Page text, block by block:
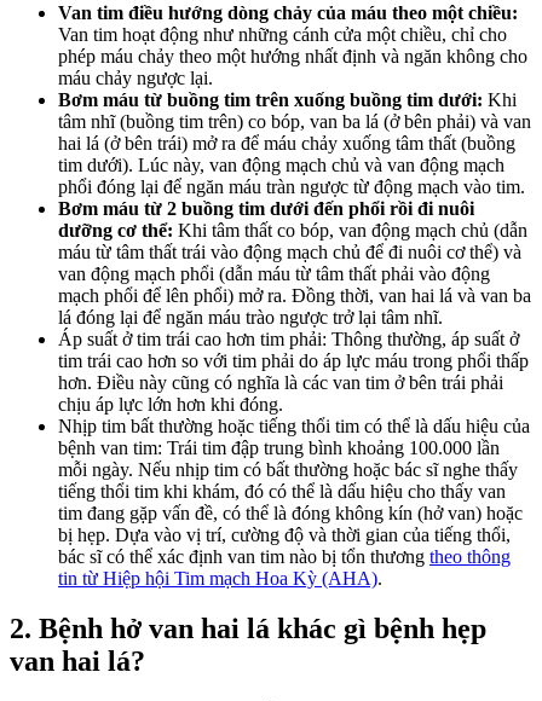
Van tim điều hướng dòng chảy của máu theo một chiều:
Van tim hoạt động như những cánh cửa một chiều, chỉ cho
phép máu chảy theo một hướng nhất định và ngăn không cho
máu chảy ngược lại.
Bơm máu từ buồng tim trên xuống buồng tim dưới: Khi
tâm nhĩ (buồng tim trên) co bóp, van ba lá (ở bên phải) và van
hai lá (ở bên trái) mở ra để máu chảy xuống tâm thất (buồng
tim dưới). Lúc này, van động mạch chủ và van động mạch
phổi đóng lại để ngăn máu tràn ngược từ động mạch vào tim.
Bơm máu từ 2 buồng tim dưới đến phổi rồi đi nuôi
dưỡng cơ thể: Khi tâm thất co bóp, van động mạch chủ (dẫn
máu từ tâm thất trái vào động mạch chủ để đi nuôi cơ thể) và
van động mạch phổi (dẫn máu từ tâm thất phải vào động
mạch phổi để lên phổi) mở ra. Đồng thời, van hai lá và van ba
lá đóng lại để ngăn máu trào ngược trở lại tâm nhĩ.
Áp suất ở tim trái cao hơn tim phải: Thông thường, áp suất ở
tim trái cao hơn so với tim phải do áp lực máu trong phổi thấp
hơn. Điều này cũng có nghĩa là các van tim ở bên trái phải
chịu áp lực lớn hơn khi đóng.
Nhịp tim bất thường hoặc tiếng thổi tim có thể là dấu hiệu của
bệnh van tim: Trái tim đập trung bình khoảng 100.000 lần
mỗi ngày. Nếu nhịp tim có bất thường hoặc bác sĩ nghe thấy
tiếng thổi tim khi khám, đó có thể là dấu hiệu cho thấy van
tim đang gặp vấn đề, có thể là đóng không kín (hở van) hoặc
bị hẹp. Dựa vào vị trí, cường độ và thời gian của tiếng thổi,
bác sĩ có thể xác định van tim nào bị tổn thương theo thông
tin từ Hiệp hội Tim mạch Hoa Kỳ (AHA).
2. Bệnh hở van hai lá khác gì bệnh hẹp
van hai lá?